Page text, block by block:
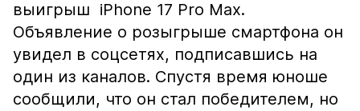
выигрыш iPhone 17 Pro Max.
Объявление о розыгрыше смартфона он
увидел в соцсетях, подписавшись на
один из каналов. Спустя время юноше
сообщили, что он стал победителем, но